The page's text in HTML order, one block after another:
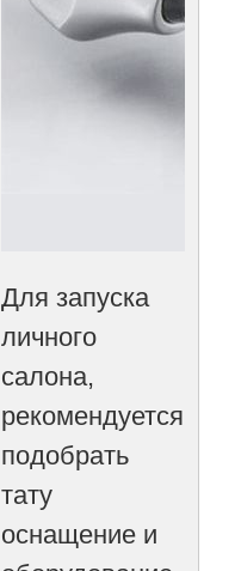
Для запуска
личного
салона,
рекомендуется
подобрать
тату
оснащение и